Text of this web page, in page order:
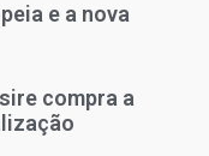
e a nova
compra a